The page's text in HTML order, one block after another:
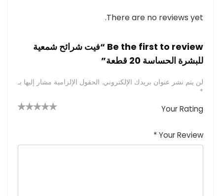
There are no reviews yet.
Be the first to review “فيت شرائح شمعية
للبشرة الحساسة 20 قطعة”
لن يتم نشر عنوان بريدك الإلكتروني. الحقول الإلزامية مشار إليها بـ
*
Your Rating
ن
أصلنجومنجوم
Your Review
*